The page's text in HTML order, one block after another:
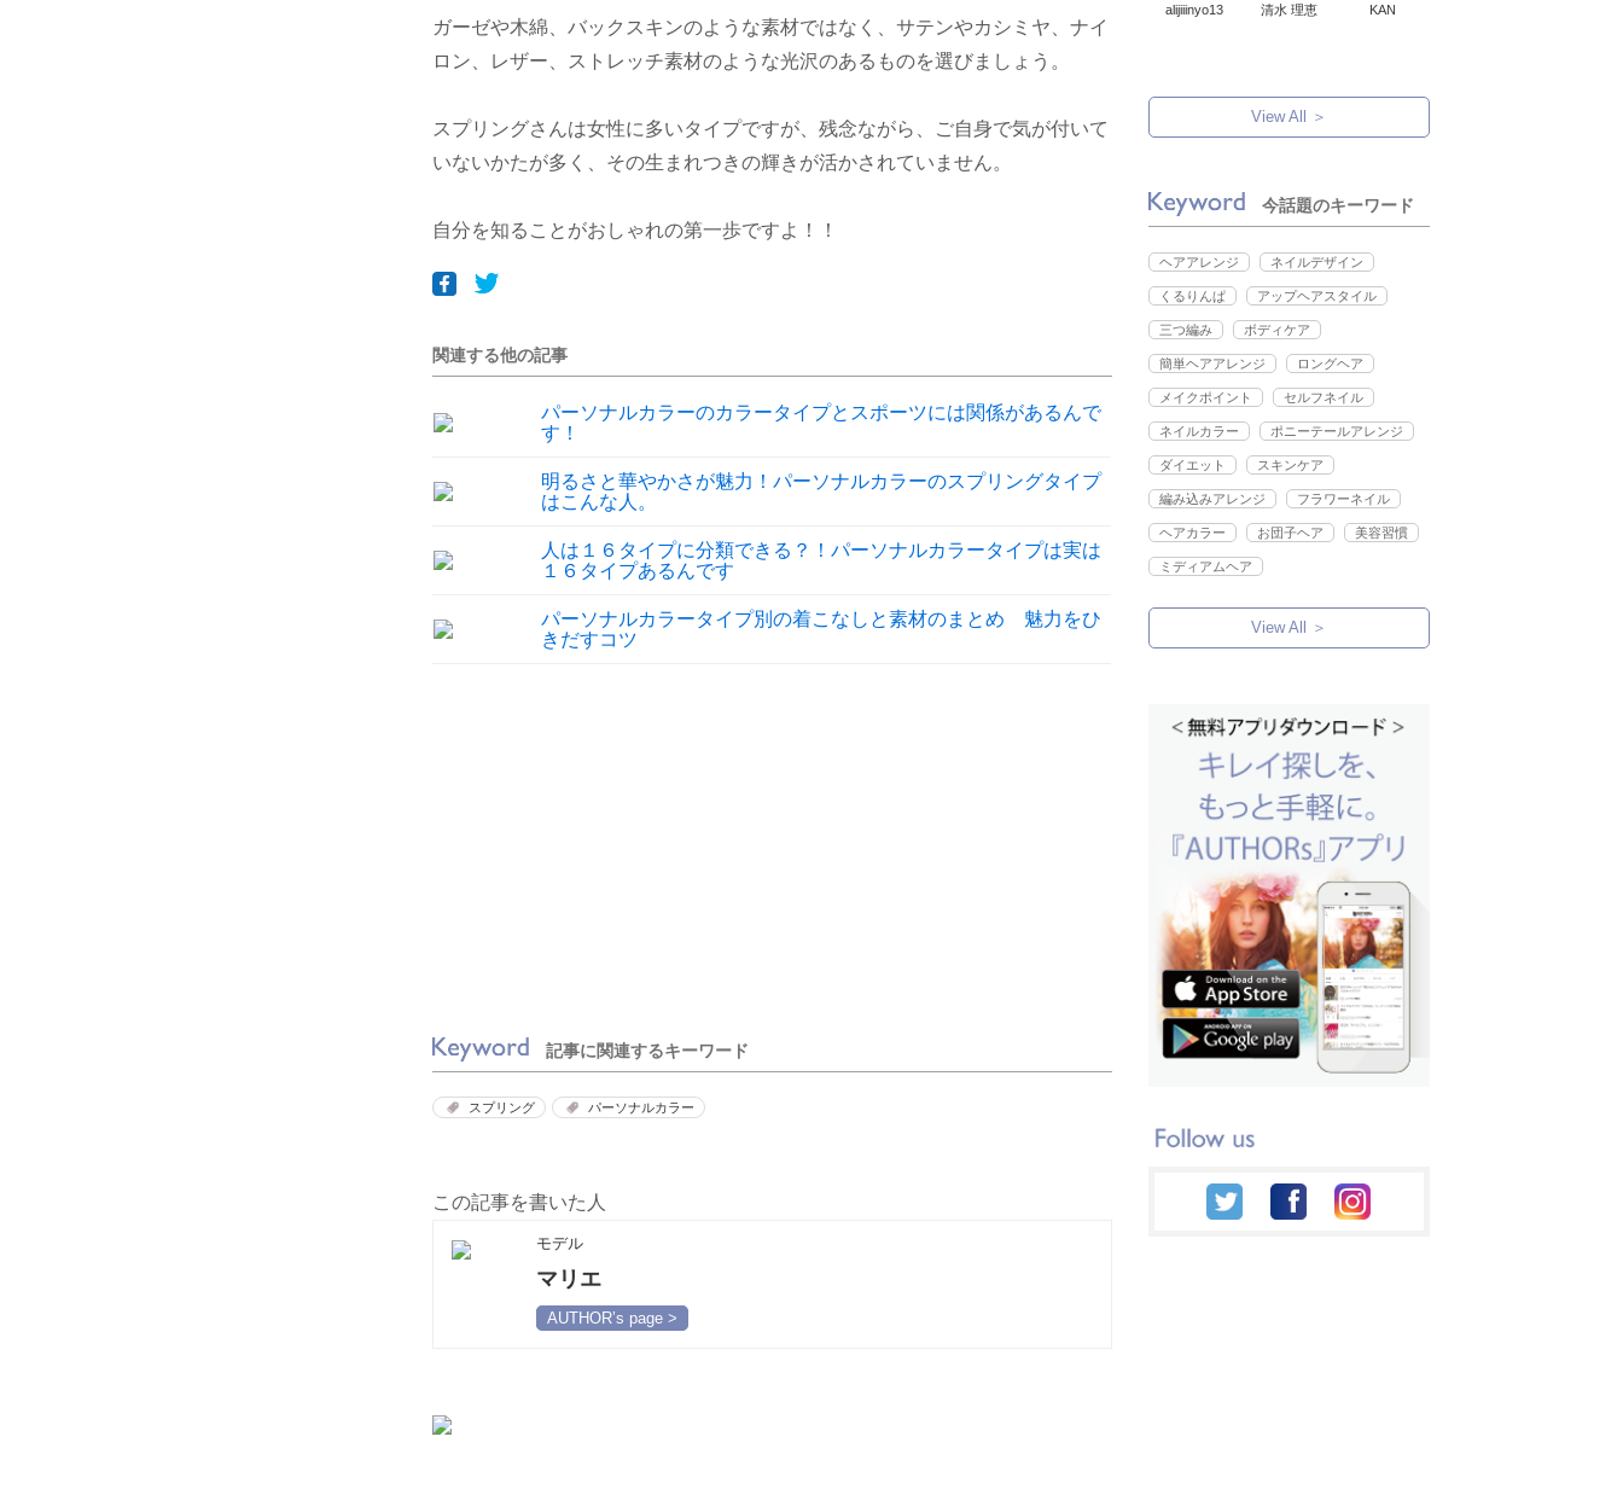
ガーゼや木綿、バックスキンのような素材ではなく、サテンやカシミヤ、ナイ
ロン、レザー、ストレッチ素材のような光沢のあるものを選びましょう。
スプリングさんは女性に多いタイプですが、残念ながら、ご自身で気が付いて
いないかたが多く、その生まれつきの輝きが活かされていません。
自分を知ることがおしゃれの第一歩ですよ！！
関連する他の記事
パーソナルカラーのカラータイプとスポーツには関係があるんで
す！
明るさと華やかさが魅力！パーソナルカラーのスプリングタイプ
はこんな人。
人は１６タイプに分類できる？！パーソナルカラータイプは実は
１６タイプあるんです
パーソナルカラータイプ別の着こなしと素材のまとめ 魅力をひ
きだすコツ
記事に関連するキーワード
スプリング パーソナルカラー
この記事を書いた人
モデル
マリエ
AUTHOR’s page >
alijiiinyo13 清水 理恵 KAN
View All ＞
今話題のキーワード
ヘアアレンジ ネイルデザイン
くるりんぱ アップヘアスタイル
三つ編み ボディケア
簡単ヘアアレンジ ロングヘア
メイクポイント セルフネイル
ネイルカラー ポニーテールアレンジ
ダイエット スキンケア
編み込みアレンジ フラワーネイル
ヘアカラー お団子ヘア 美容習慣
ミディアムヘア
View All ＞